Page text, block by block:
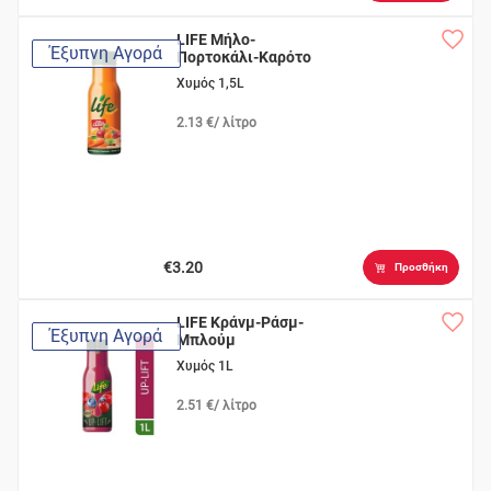
Έξυπνη Αγορά
LIFE Μήλο-
Πορτοκάλι-Καρότο
Χυμός 1,5L
2.13 €/ λίτρο
€3.20 Προσθήκη
Έξυπνη Αγορά
LIFE Κράνμ-Ράσμ-
Μπλούμ
Χυμός 1L
2.51 €/ λίτρο